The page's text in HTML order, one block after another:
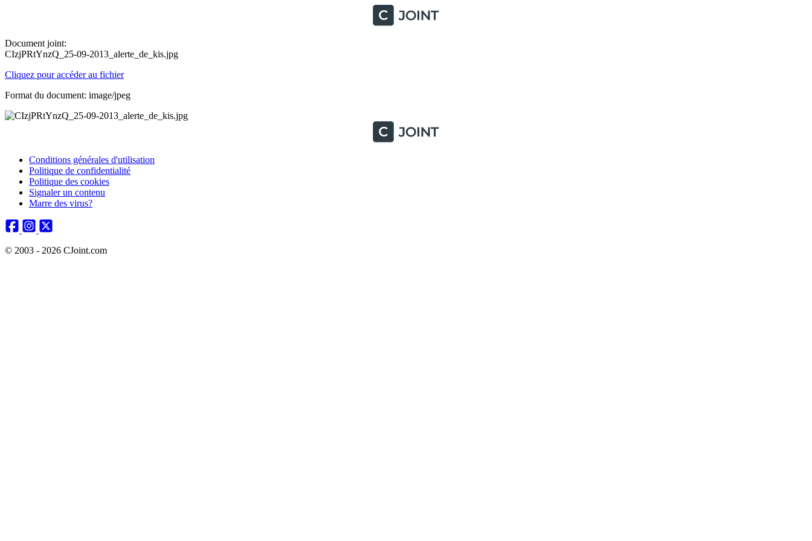
Document joint:
CIzjPRtYnzQ_25-09-2013_alerte_de_kis.jpg
Cliquez pour accéder au fichier
Format du document: image/jpeg
Conditions générales d'utilisation
Politique de confidentialité
Politique des cookies
Signaler un contenu
Marre des virus?
© 2003 - 2026 CJoint.com